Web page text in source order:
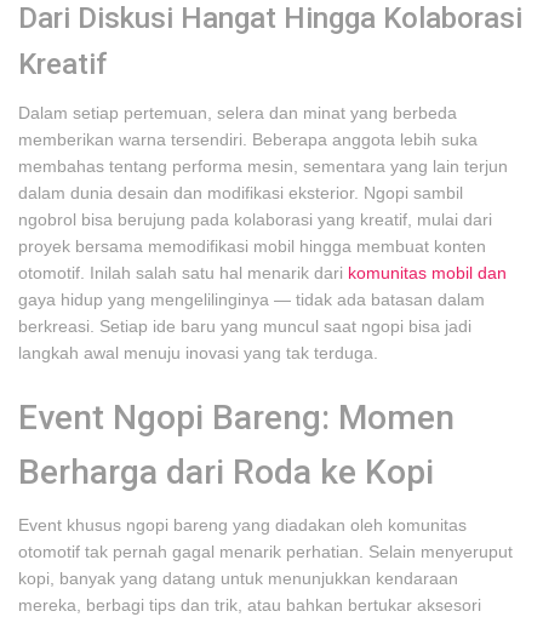
Dari Diskusi Hangat Hingga Kolaborasi
Kreatif
Dalam setiap pertemuan, selera dan minat yang berbeda
memberikan warna tersendiri. Beberapa anggota lebih suka
membahas tentang performa mesin, sementara yang lain terjun
dalam dunia desain dan modifikasi eksterior. Ngopi sambil
ngobrol bisa berujung pada kolaborasi yang kreatif, mulai dari
proyek bersama memodifikasi mobil hingga membuat konten
otomotif. Inilah salah satu hal menarik dari komunitas mobil dan
gaya hidup yang mengelilinginya — tidak ada batasan dalam
berkreasi. Setiap ide baru yang muncul saat ngopi bisa jadi
langkah awal menuju inovasi yang tak terduga.
Event Ngopi Bareng: Momen
Berharga dari Roda ke Kopi
Event khusus ngopi bareng yang diadakan oleh komunitas
otomotif tak pernah gagal menarik perhatian. Selain menyeruput
kopi, banyak yang datang untuk menunjukkan kendaraan
mereka, berbagi tips dan trik, atau bahkan bertukar aksesori